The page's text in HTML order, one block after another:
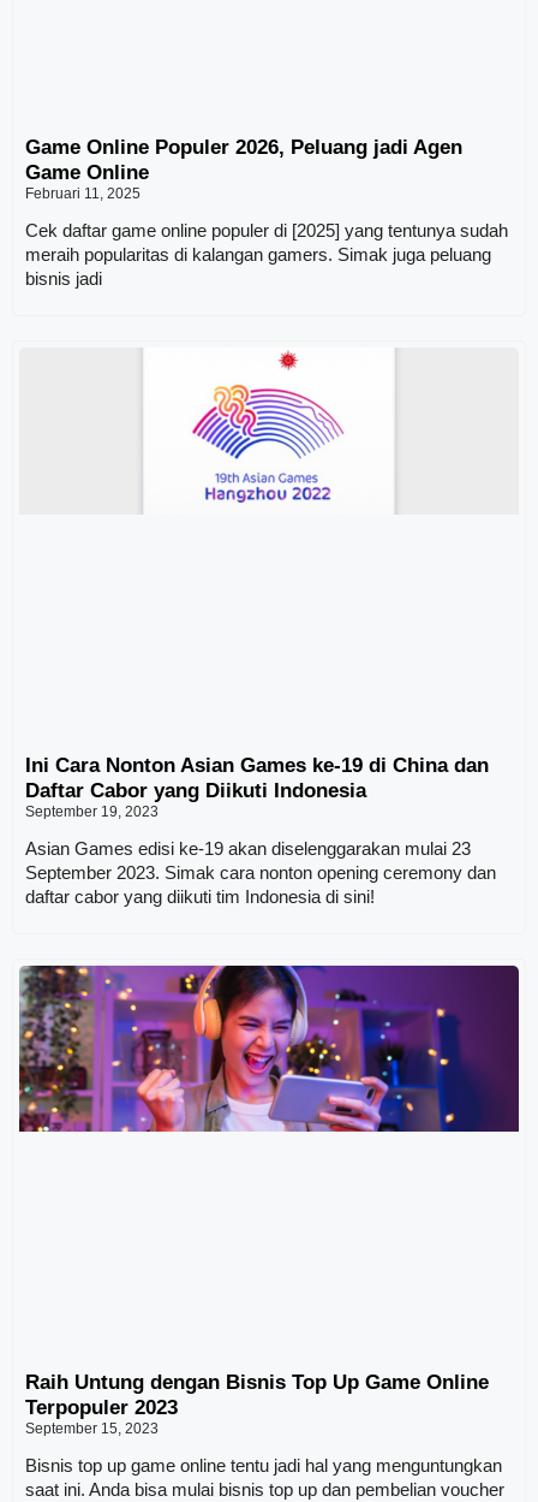
Game Online Populer 2026, Peluang jadi Agen
Game Online
Februari 11, 2025
Cek daftar game online populer di [2025] yang tentunya sudah
meraih popularitas di kalangan gamers. Simak juga peluang
bisnis jadi
Ini Cara Nonton Asian Games ke-19 di China dan
Daftar Cabor yang Diikuti Indonesia
September 19, 2023
Asian Games edisi ke-19 akan diselenggarakan mulai 23
September 2023. Simak cara nonton opening ceremony dan
daftar cabor yang diikuti tim Indonesia di sini!
Raih Untung dengan Bisnis Top Up Game Online
Terpopuler 2023
September 15, 2023
Bisnis top up game online tentu jadi hal yang menguntungkan
saat ini. Anda bisa mulai bisnis top up dan pembelian voucher